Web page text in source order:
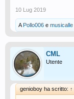
10 Lug 2019
A Pollo006 e musicalle
CML
Utente
genioboy ha scritto: ↑